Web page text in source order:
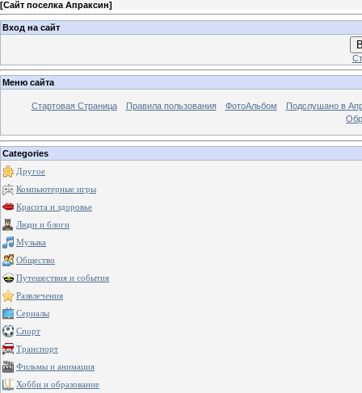
[Сайт поселка Апраксин]
Вход на сайт
Меню сайта
Стартовая Страница Правила пользования ФотоАльбом
Подслушано в
Categories
Другое
Компьютерные игры
Красота и здоровье
Люди и блоги
Музыка
Общество
Путешествия и события
Развлечения
Сериалы
Спорт
Транспорт
Фильмы и анимация
Хобби и образование